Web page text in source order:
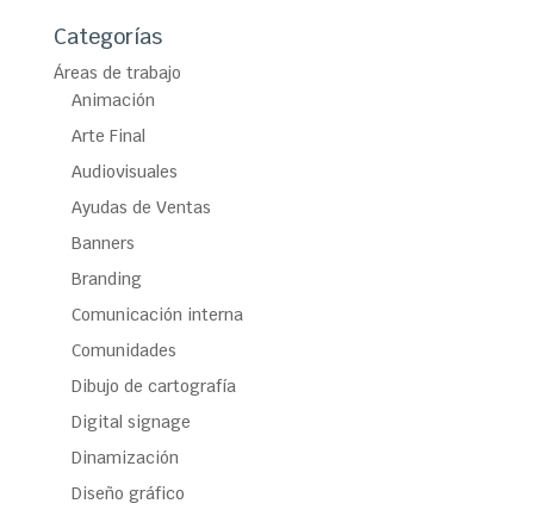
Categorías
Áreas de trabajo
Animación
Arte Final
Audiovisuales
Ayudas de Ventas
Banners
Branding
Comunicación interna
Comunidades
Dibujo de cartografía
Digital signage
Dinamización
Diseño gráfico